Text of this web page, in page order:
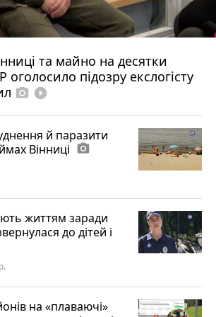
та майно на десятки
оголосило підозру екслогісту
photo_camera play_circle_filled
й паразити
Вінниці photo_camera
життям заради
до дітей і
на «плаваючі»